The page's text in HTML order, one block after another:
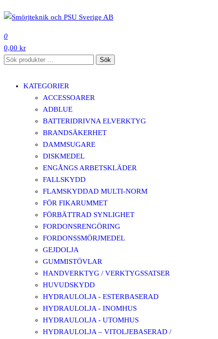
till
innehåll
0
0,00 kr
Sök
Sök
KATEGORIER
ACCESSOARER
ADBLUE
BATTERIDRIVNA ELVERKTYG
BRANDSÄKERHET
DAMMSUGARE
DISKMEDEL
ENGÅNGS ARBETSKLÄDER
FALLSKYDD
FLAMSKYDDAD MULTI-NORM
FÖR FIKARUMMET
FÖRBÄTTRAD SYNLIGHET
FORDONSRENGÖRING
FORDONSSMÖRJMEDEL
GEJDOLJA
GUMMISTÖVLAR
HANDVERKTYG / VERKTYGSSATSER
HUVUDSKYDD
HYDRAULOLJA - ESTERBASERAD
HYDRAULOLJA - INOMHUS
HYDRAULOLJA - UTOMHUS
HYDRAULOLJA – VITOLJEBASERAD /